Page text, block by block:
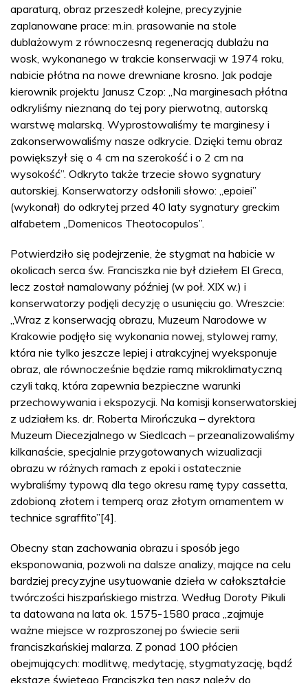
aparaturą, obraz przeszedł kolejne, precyzyjnie
zaplanowane prace: m.in. prasowanie na stole
dublażowym z równoczesną regeneracją dublażu na
wosk, wykonanego w trakcie konserwacji w 1974 roku,
nabicie płótna na nowe drewniane krosno. Jak podaje
kierownik projektu Janusz Czop: „Na marginesach płótna
odkryliśmy nieznaną do tej pory pierwotną, autorską
warstwę malarską. Wyprostowaliśmy te marginesy i
zakonserwowaliśmy nasze odkrycie. Dzięki temu obraz
powiększył się o 4 cm na szerokość i o 2 cm na
wysokość”. Odkryto także trzecie słowo sygnatury
autorskiej. Konserwatorzy odsłonili słowo: „epoiei”
(wykonał) do odkrytej przed 40 laty sygnatury greckim
alfabetem „Domenicos Theotocopulos”.
Potwierdziło się podejrzenie, że stygmat na habicie w
okolicach serca św. Franciszka nie był dziełem El Greca,
lecz został namalowany później (w poł. XIX w.) i
konserwatorzy podjęli decyzję o usunięciu go. Wreszcie:
„Wraz z konserwacją obrazu, Muzeum Narodowe w
Krakowie podjęło się wykonania nowej, stylowej ramy,
która nie tylko jeszcze lepiej i atrakcyjnej wyeksponuje
obraz, ale równocześnie będzie ramą mikroklimatyczną
czyli taką, która zapewnia bezpieczne warunki
przechowywania i ekspozycji. Na komisji konserwatorskiej
z udziałem ks. dr. Roberta Mirończuka – dyrektora
Muzeum Diecezjalnego w Siedlcach – przeanalizowaliśmy
kilkanaście, specjalnie przygotowanych wizualizacji
obrazu w różnych ramach z epoki i ostatecznie
wybraliśmy typową dla tego okresu ramę typy cassetta,
zdobioną złotem i temperą oraz złotym ornamentem w
technice sgraffito”[4].
Obecny stan zachowania obrazu i sposób jego
eksponowania, pozwoli na dalsze analizy, mające na celu
bardziej precyzyjne usytuowanie dzieła w całokształcie
twórczości hiszpańskiego mistrza. Według Doroty Pikuli
ta datowana na lata ok. 1575-1580 praca „zajmuje
ważne miejsce w rozproszonej po świecie serii
franciszkańskiej malarza. Z ponad 100 płócien
obejmujących: modlitwę, medytację, stygmatyzację, bądź
ekstazę świętego Franciszka ten nasz należy do